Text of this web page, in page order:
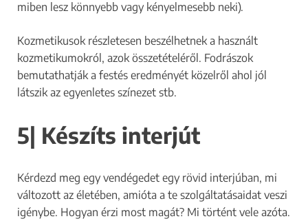
miben lesz könnyebb vagy kényelmesebb neki).
Kozmetikusok részletesen beszélhetnek a használt
kozmetikumokról, azok összetételéről. Fodrászok
bemutathatják a festés eredményét közelről ahol jól
látszik az egyenletes színezet stb.
5| Készíts interjút
Kérdezd meg egy vendégedet egy rövid interjúban, mi
változott az életében, amióta a te szolgáltatásaidat veszi
igénybe. Hogyan érzi most magát? Mi történt vele azóta.